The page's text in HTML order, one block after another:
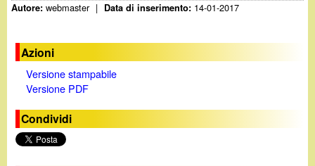
Autore:webmaster | Data di inserimento: 14-01-2017
Azioni
Versione stampabile
Versione PDF
Condividi